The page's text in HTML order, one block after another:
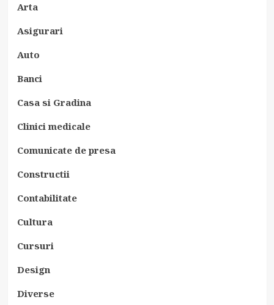
Arta
Asigurari
Auto
Banci
Casa si Gradina
Clinici medicale
Comunicate de presa
Constructii
Contabilitate
Cultura
Cursuri
Design
Diverse